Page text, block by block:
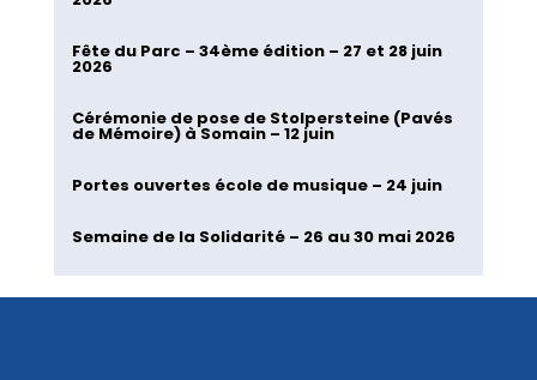
Fête du Parc – 34ème édition – 27 et 28 juin
2026
Cérémonie de pose de Stolpersteine (Pavés
de Mémoire) à Somain – 12 juin
Portes ouvertes école de musique – 24 juin
Semaine de la Solidarité – 26 au 30 mai 2026